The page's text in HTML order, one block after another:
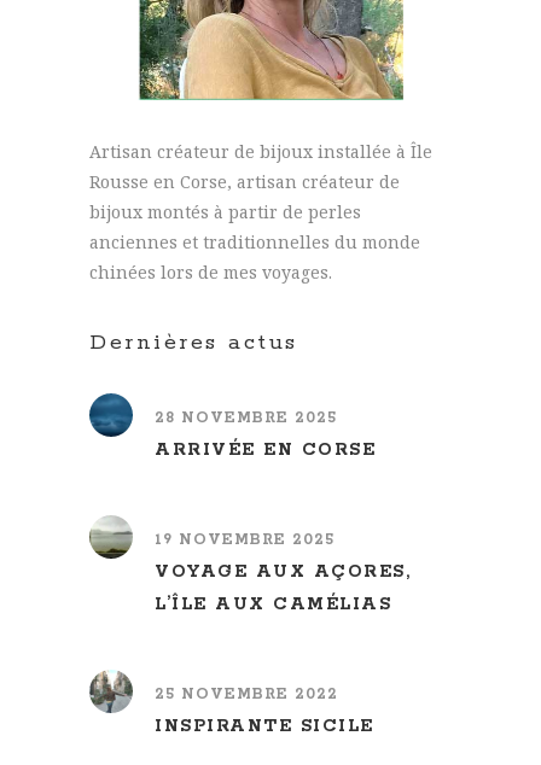
Artisan créateur de bijoux installée à Île
Rousse en Corse, artisan créateur de
bijoux montés à partir de perles
anciennes et traditionnelles du monde
chinées lors de mes voyages.
Dernières actus
28 NOVEMBRE 2025
ARRIVÉE EN CORSE
19 NOVEMBRE 2025
VOYAGE AUX AÇORES,
L’ÎLE AUX CAMÉLIAS
25 NOVEMBRE 2022
INSPIRANTE SICILE